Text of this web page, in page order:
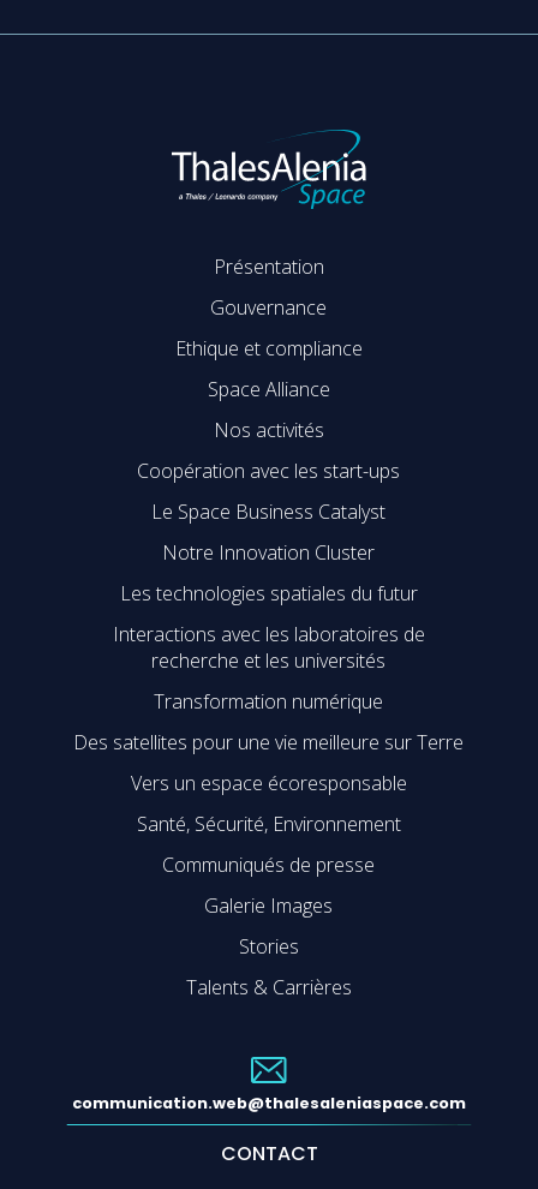
Présentation
Gouvernance
Ethique et compliance
Space Alliance
Nos activités
Coopération avec les start-ups
Le Space Business Catalyst
Notre Innovation Cluster
Les technologies spatiales du futur
Interactions avec les laboratoires de
recherche et les universités
Transformation numérique
Des satellites pour une vie meilleure sur Terre
Vers un espace écoresponsable
Santé, Sécurité, Environnement
Communiqués de presse
Galerie Images
Stories
Talents & Carrières
communication.web@thalesaleniaspace.com
CONTACT